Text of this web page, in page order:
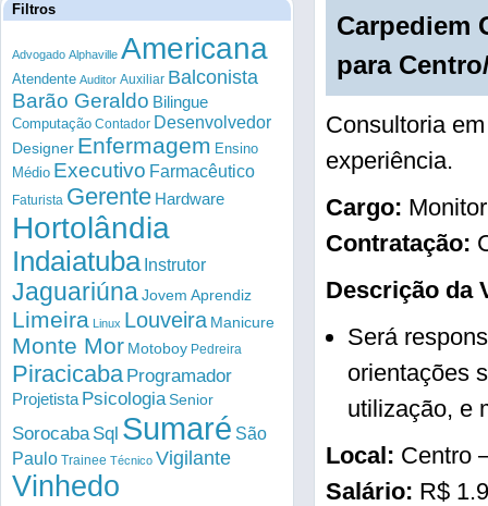
Filtros
Advogado Alphaville Americana
Atendente Auditor Auxiliar Balconista
Barão Geraldo Bilingue
Computação Contador Desenvolvedor
Designer Enfermagem Ensino
Médio Executivo Farmacêutico
Faturista Gerente Hardware
Hortolândia
Indaiatuba Instrutor
Jaguariúna Jovem Aprendiz
Limeira Linux Louveira Manicure
Monte Mor Motoboy Pedreira
Piracicaba Programador
Projetista PsicologiaSenior
Sorocaba Sql Sumaré São
Paulo Trainee Técnico Vigilante
Vinhedo
Carpediem
para
Consultoria
experiência.
Cargo:
Contratação:
Descrição da
Será
orientações
utilização, e
Local: Centro
Salário: R$